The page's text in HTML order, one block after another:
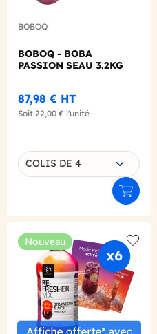
BOBOQ
BOBOQ - BOBA
PASSION SEAU 3.2KG
87,98 € HT
Soit 22,00 € l'unité
Choisissez une déclinaison
COLIS DE 4
Nouveau
Add